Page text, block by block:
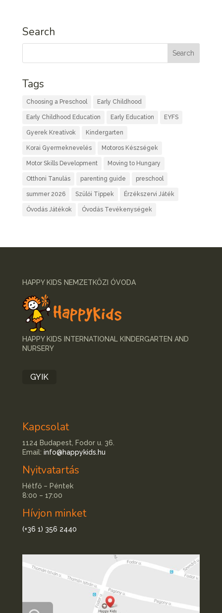
Search
Tags
Choosing a Preschool Early Childhood
Early Childhood Education Early Education EYFS
Gyerek Kreatívok Kindergarten
Korai Gyermeknevelés Motoros Készségek
Motor Skills Development Moving to Hungary
Otthoni Tanulás parenting guide preschool
summer 2026 Szülői Tippek Érzékszervi Játék
Óvodás Játékok Óvodás Tevékenységek
HAPPY KIDS NEMZETKÖZI ÓVODA
HAPPY KIDS INTERNATIONAL KINDERGARTEN AND
NURSERY
GYIK
Kapcsolat
1124 Budapest, Fodor u. 36.
Email: info@happykids.hu
Nyitvatartás
Hétfő – Péntek
8:00 – 17:00
Hívjon minket
(+36 1) 356 2440